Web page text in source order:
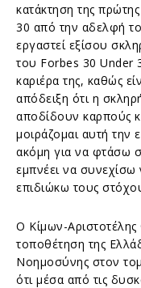
κατάκτηση της
30 από την αδελφή
εργαστεί εξίσου
του Forbes 30 Under
καριέρα της, καθώς
απόδειξη ότι η
αποδίδουν καρπούς
μοιράζομαι αυτή την
ακόμη για να φτάσω
εμπνέει να συνεχίσω
επιδιώκω τους
Ο Κίμων-Αριστοτέλης
τοποθέτηση της
Νοημοσύνης στον
ότι μέσα από τις